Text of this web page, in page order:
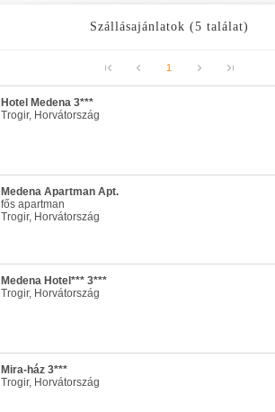
Szállásajánlatok (5 találat)
1
Hotel Medena 3***
Trogir, Horvátország
Medena Apartman Apt.
fős apartman
Trogir, Horvátország
Medena Hotel*** 3***
Trogir, Horvátország
Mira-ház 3***
Trogir, Horvátország